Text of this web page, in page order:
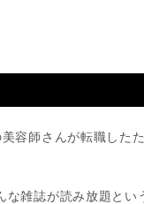
容師さんが転職した
雑誌が読み放題とい